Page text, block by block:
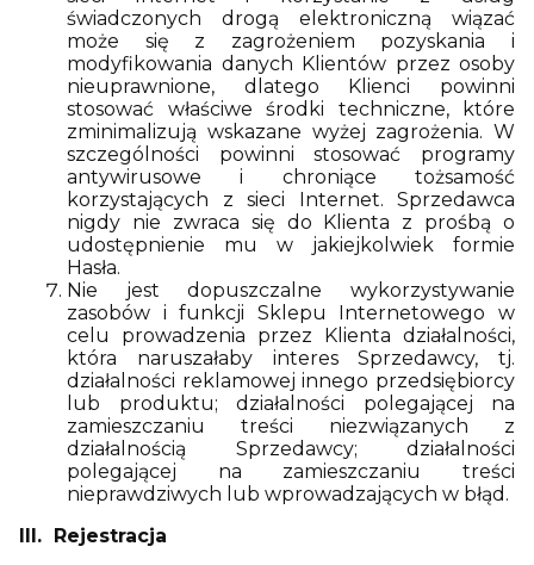
świadczonych drogą elektroniczną wiązać
może się z zagrożeniem pozyskania i
modyfikowania danych Klientów przez osoby
nieuprawnione, dlatego Klienci powinni
stosować właściwe środki techniczne, które
zminimalizują wskazane wyżej zagrożenia. W
szczególności powinni stosować programy
antywirusowe i chroniące tożsamość
korzystających z sieci Internet. Sprzedawca
nigdy nie zwraca się do Klienta z prośbą o
udostępnienie mu w jakiejkolwiek formie
Hasła.
Nie jest dopuszczalne wykorzystywanie
zasobów i funkcji Sklepu Internetowego w
celu prowadzenia przez Klienta działalności,
która naruszałaby interes Sprzedawcy, tj.
działalności reklamowej innego przedsiębiorcy
lub produktu; działalności polegającej na
zamieszczaniu treści niezwiązanych z
działalnością Sprzedawcy; działalności
polegającej na zamieszczaniu treści
nieprawdziwych lub wprowadzających w błąd.
III. Rejestracja